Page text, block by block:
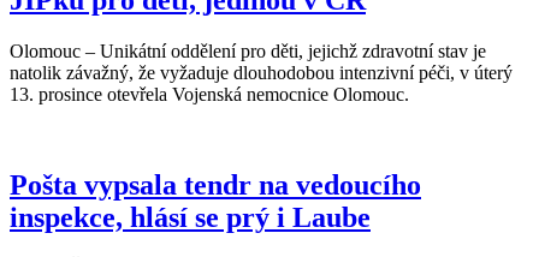
Olomouc – Unikátní oddělení pro děti, jejichž zdravotní stav je
natolik závažný, že vyžaduje dlouhodobou intenzivní péči, v úterý
13. prosince otevřela Vojenská nemocnice Olomouc.
Pošta vypsala tendr na vedoucího
inspekce, hlásí se prý i Laube